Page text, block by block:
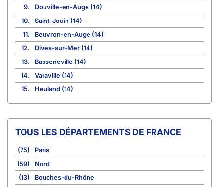
9.
Douville-en-Auge (14)
10.
Saint-Jouin (14)
11.
Beuvron-en-Auge (14)
12.
Dives-sur-Mer (14)
13.
Basseneville (14)
14.
Varaville (14)
15.
Heuland (14)
TOUS LES DÉPARTEMENTS DE FRANCE
(75)
Paris
(59)
Nord
(13)
Bouches-du-Rhône